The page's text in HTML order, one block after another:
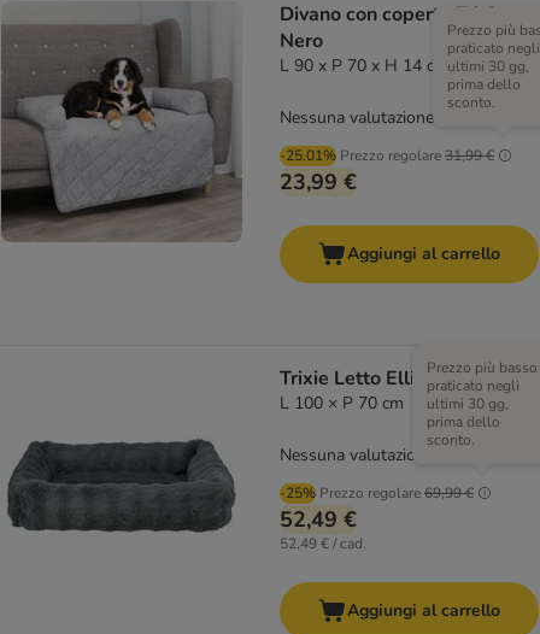
Divano con coperta Trixie
Nero
L 90 x P 70 x H 14 cm
-25.01% Prezzo regolare31,99 €
Prezzo più
praticato negli
ultimi 30 gg,
prima dello
sconto.
23,99 €
Nessuna valutazione
Aggiungi al carrello
Trixie Letto Elli, grigio scuro
L 100 × P 70 cm
-25% Prezzo regolare69,99 €
Prezzo più basso
praticato negli
ultimi 30 gg,
prima dello
sconto.
52,49 €
52,49 € / cad.
Nessuna valutazione
Aggiungi al carrello